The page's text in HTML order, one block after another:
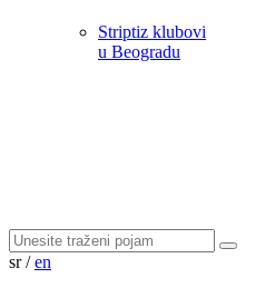
Striptiz klubovi
u Beogradu
sr / en